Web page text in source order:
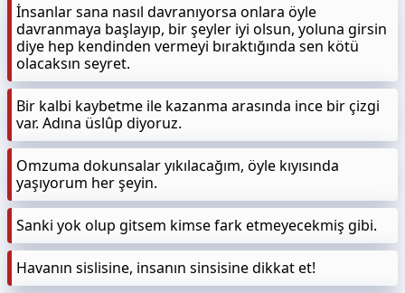
İnsanlar sana nasıl davranıyorsa onlara öyle
davranmaya başlayıp, bir şeyler iyi olsun, yoluna girsin
diye hep kendinden vermeyi bıraktığında sen kötü
olacaksın seyret.
Bir kalbi kaybetme ile kazanma arasında ince bir çizgi
var. Adına üslûp diyoruz.
Omzuma dokunsalar yıkılacağım, öyle kıyısında
yaşıyorum her şeyin.
Sanki yok olup gitsem kimse fark etmeyecekmiş gibi.
Havanın sislisine, insanın sinsisine dikkat et!